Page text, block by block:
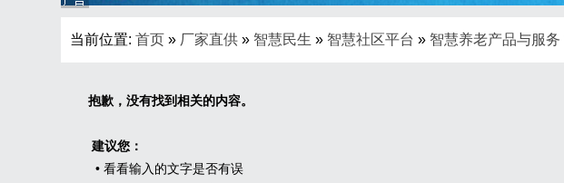
当前位置: 首页 » 厂家直供 » 智慧民生 » 智慧社区平台 » 智慧养老产品与服务
抱歉，没有找到相关的内容。
建议您：
• 看看输入的文字是否有误